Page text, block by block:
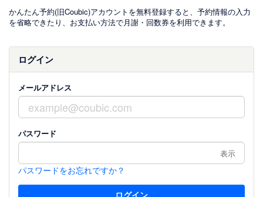
かんたん予約(旧Coubic)アカウントを無料登録すると、予約情報の入力
を省略できたり、お支払い方法で月謝・回数券を利用できます。
ログイン
メールアドレス
パスワード
表示
パスワードをお忘れですか？